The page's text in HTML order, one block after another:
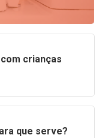
crianças
que serve?